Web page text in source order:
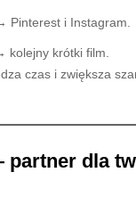
Pinterest i Instagram.
kolejny krótki film.
czas i zwiększa
partner dla